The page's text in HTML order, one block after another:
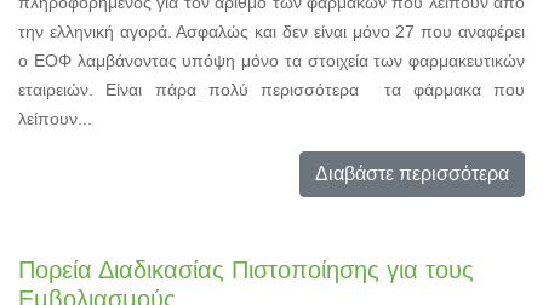
την ελληνική αγορά. Ασφαλώς και δεν είναι μόνο 27 που αναφέρει
ο ΕΟΦ λαμβάνοντας υπόψη μόνο τα στοιχεία των φαρμακευτικών
εταιρειών. Είναι πάρα πολύ περισσότερα τα φάρμακα που
λείπουν...
Διαβάστε περισσότερα
Πορεία Διαδικασίας Πιστοποίησης για τους
Εμβολιασμούς